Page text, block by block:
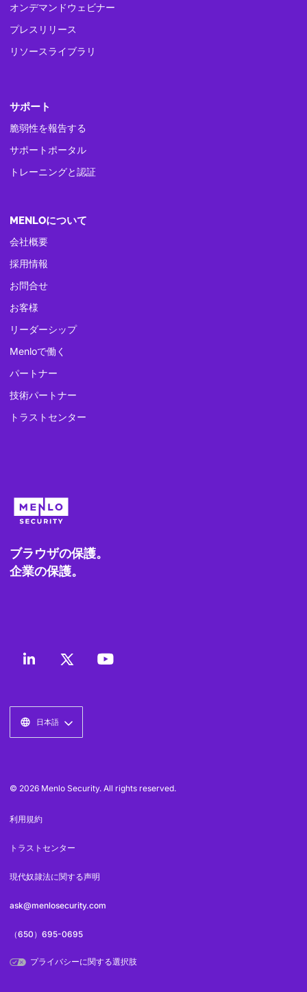
オンデマンドウェビナー
プレスリリース
リソースライブラリ
サポート
脆弱性を報告する
サポートポータル
トレーニングと認証
MENLOについて
会社概要
採用情報
お問合せ
お客様
リーダーシップ
Menloで働く
パートナー
技術パートナー
トラストセンター
ブラウザの保護。
企業の保護。
日本語
© 2026 Menlo Security. All rights reserved.
利用規約
トラストセンター
現代奴隷法に関する声明
ask@menlosecurity.com
（650）695-0695
プライバシーに関する選択肢